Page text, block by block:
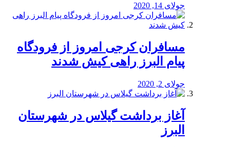
جولای 14, 2020
مسافران کرجی امروز از فرودگاه
پیام البرز راهی کیش شدند
جولای 2, 2020
آغاز برداشت گیلاس در شهرستان
البرز